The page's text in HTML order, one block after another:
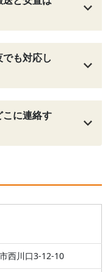
も対応し
に連絡す
西川口3-12-10